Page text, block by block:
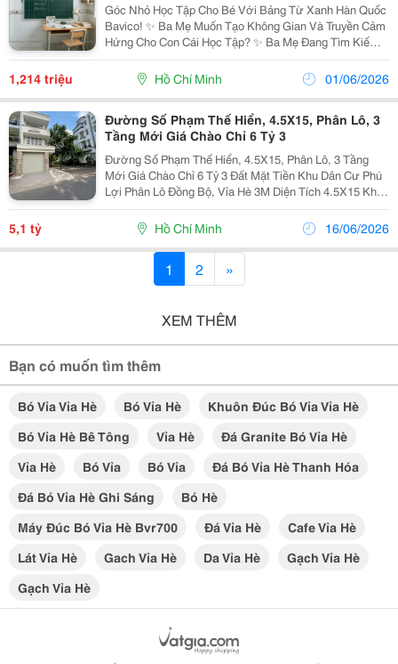
Góc Nhỏ Học Tập Cho Bé Với Bảng Từ Xanh Hàn Quốc
Bavico! ✨ Ba Mẹ Muốn Tạo Không Gian Và Truyền Cảm
Hứng Cho Con Cái Học Tập? ✨ Ba Mẹ Đang Tìm Kiếm
Giải Pháp Giúp Bé Vừa Học Vừa Chơi Ngay Tại Nhà?
Biến Góc Phòng Nhỏ Thành Thế Giới Sáng Tạo Riêng...
1,214 triệu Hồ Chí Minh 01/06/2026
Đường Số Phạm Thế Hiển, 4.5X15, Phân Lô, 3
Tầng Mới Giá Chào Chỉ 6 Tỷ 3
Đường Số Phạm Thế Hiển, 4.5X15, Phân Lô, 3 Tầng
Mới Giá Chào Chỉ 6 Tỷ 3 Đất Mặt Tiền Khu Dân Cư Phú
Lợi Phân Lô Đồng Bộ, Vỉa Hè 3M Diện Tích 4.5X15 Khu
Vực Xây Đồng Bộ, Hàng Xóm Dân Trí Sổ Riêng Đẹp,
Vuông Tờ A4 Gần Chợ Xóm Củi, Tùng Thiện...
5,1 tỷ Hồ Chí Minh 16/06/2026
1 2 »
XEM THÊM
Bạn có muốn tìm thêm
Bó Vỉa Vỉa Hè Bó Vỉa Hè
Khuôn Đúc Bó Vỉa Vỉa Hè
Bó Vỉa Hè Bê Tông
Vỉa Hè
Đá Granite Bó Vỉa Hè
Vỉa Hè
Bó Vỉa Bó Vỉa
Đá Bó Vỉa Hè Thanh Hóa
Đá Bó Vỉa Hè Ghi Sáng
Bó Hè
Máy Đúc Bó Vỉa Hè Bvr700
Đá Vỉa Hè
Cafe Vỉa Hè
Lát Vỉa Hè
Gach Vỉa Hè Da Vỉa Hè
Gạch Vỉa Hè
Gạch Vỉa Hè